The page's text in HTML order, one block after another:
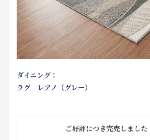
ダイニング：
ラグ レアノ（グレー）
ご好評につき完売しました